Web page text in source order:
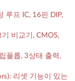
루프 IC, 16핀 DIP,
비교기, CMOS,
플롭, 3상태 출력,
리셋 기능이 있는